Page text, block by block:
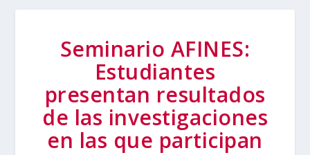
Seminario AFINES:
Estudiantes
presentan resultados
de las investigaciones
en las que participan